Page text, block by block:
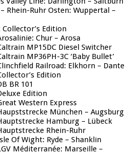
Rhein-Ruhr Osten: Wuppertal –
Edition
Chur – Arosa
MP15DC Diesel Switcher
MP36PH-3C ‘Baby Bullet’
Railroad: Elkhorn – Dante
Edition
BR 101
Edition
Western Express
München – Augsburg
Hamburg – Lübeck
Rhein-Ruhr
Of Wight: Ryde – Shanklin
Méditerranée: Marseille –